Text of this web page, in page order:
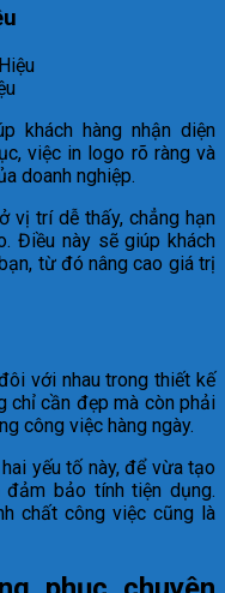
khách hàng nhận diện
việc in logo rõ ràng và
doanh nghiệp.
vị trí dễ thấy, chẳng hạn
Điều này sẽ giúp khách
từ đó nâng cao giá trị
với nhau trong thiết kế
chỉ cần đẹp mà còn phải
công việc hàng ngày.
yếu tố này, để vừa tạo
bảo tính tiện dụng.
chất công việc cũng là